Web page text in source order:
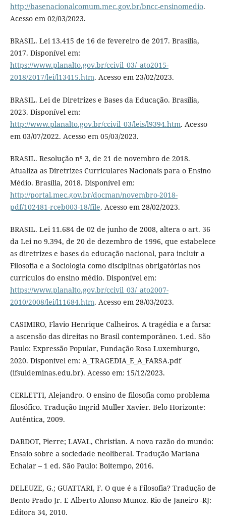
http://basenacionalcomum.mec.gov.br/bncc-ensinomedio.
Acesso em 02/03/2023.
BRASIL. Lei 13.415 de 16 de fevereiro de 2017. Brasília,
2017. Disponível em:
https://www.planalto.gov.br/ccivil_03/_ato2015-
2018/2017/lei/l13415.htm. Acesso em 23/02/2023.
BRASIL. Lei de Diretrizes e Bases da Educação. Brasília,
2023. Disponível em:
http://www.planalto.gov.br/ccivil_03/leis/l9394.htm. Acesso
em 03/07/2022. Acesso em 05/03/2023.
BRASIL. Resolução nº 3, de 21 de novembro de 2018.
Atualiza as Diretrizes Curriculares Nacionais para o Ensino
Médio. Brasília, 2018. Disponível em:
http://portal.mec.gov.br/docman/novembro-2018-
pdf/102481-rceb003-18/file. Acesso em 28/02/2023.
BRASIL. Lei 11.684 de 02 de junho de 2008, altera o art. 36
da Lei no 9.394, de 20 de dezembro de 1996, que estabelece
as diretrizes e bases da educação nacional, para incluir a
Filosofia e a Sociologia como disciplinas obrigatórias nos
currículos do ensino médio. Disponível em:
https://www.planalto.gov.br/ccivil_03/_ato2007-
2010/2008/lei/l11684.htm. Acesso em 28/03/2023.
CASIMIRO, Flavio Henrique Calheiros. A tragédia e a farsa:
a ascensão das direitas no Brasil contemporâneo. 1.ed. São
Paulo: Expressão Popular, Fundação Rosa Luxemburgo,
2020. Disponível em: A_TRAGEDIA_E_A_FARSA.pdf
(ifsuldeminas.edu.br). Acesso em: 15/12/2023.
CERLETTI, Alejandro. O ensino de filosofia como problema
filosófico. Tradução Ingrid Muller Xavier. Belo Horizonte:
Autêntica, 2009.
DARDOT, Pierre; LAVAL, Christian. A nova razão do mundo:
Ensaio sobre a sociedade neoliberal. Tradução Mariana
Echalar – 1 ed. São Paulo: Boitempo, 2016.
DELEUZE, G.; GUATTARI, F. O que é a Filosofia? Tradução de
Bento Prado Jr. E Alberto Alonso Munoz. Rio de Janeiro -RJ:
Editora 34, 2010.